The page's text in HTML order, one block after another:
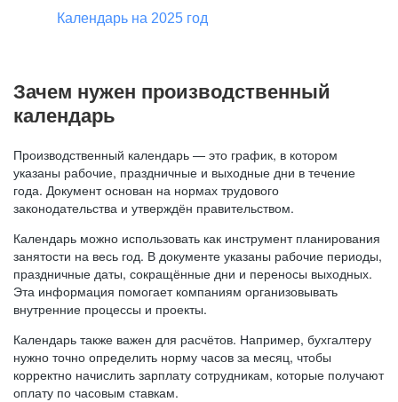
Календарь на 2025 год
Зачем нужен производственный
календарь
Производственный календарь — это график, в котором
указаны рабочие, праздничные и выходные дни в течение
года. Документ основан на нормах трудового
законодательства и утверждён правительством.
Календарь можно использовать как инструмент планирования
занятости на весь год. В документе указаны рабочие периоды,
праздничные даты, сокращённые дни и переносы выходных.
Эта информация помогает компаниям организовывать
внутренние процессы и проекты.
Календарь также важен для расчётов. Например, бухгалтеру
нужно точно определить норму часов за месяц, чтобы
корректно начислить зарплату сотрудникам, которые получают
оплату по часовым ставкам.